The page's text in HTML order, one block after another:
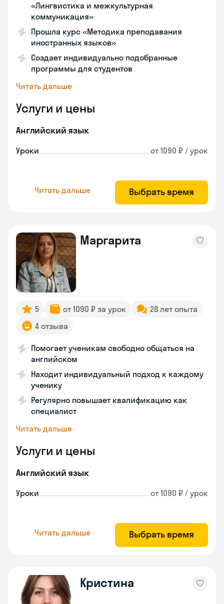
«Лингвистика и межкультурная
коммуникация»
Прошла курс «Методика преподавания
иностранных языков»
Создает индивидуально подобранные
программы для студентов
Читать дальше
Услуги и цены
Английский язык
Уроки от 1090 ₽ / урок
Читать дальше Выбрать время
Маргарита
5 от 1090 ₽ за урок
28 лет опыта
4 отзыва
Помогает ученикам свободно общаться на
английском
Находит индивидуальный подход к каждому
ученику
Регулярно повышает квалификацию как
специалист
Читать дальше
Услуги и цены
Английский язык
Уроки от 1090 ₽ / урок
Читать дальше Выбрать время
Кристина